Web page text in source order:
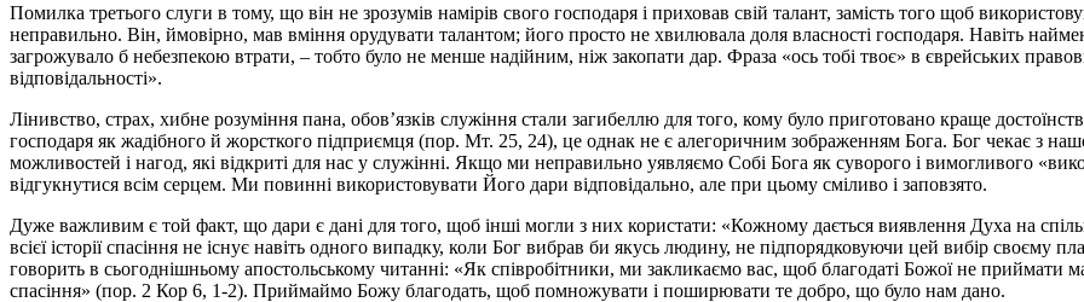
Помилка третього слуги в тому, що він не зрозумів намірів свого господаря і приховав свій талант, замість того щоб
неправильно. Він, ймовірно, мав вміння орудувати талантом; його просто не хвилювала доля власності господаря. Навіть
загрожувало б небезпекою втрати, – тобто було не менше надійним, ніж закопати дар. Фраза «ось тобі твоє» в єврейських
відповідальності».
Лінивство, страх, хибне розуміння пана, обов’язків служіння стали загибеллю для того, кому було приготовано краще
господаря як жадібного й жорсткого підприємця (пор. Мт. 25, 24), це однак не є алегоричним зображенням Бога. Бог чекає з
можливостей і нагод, які відкриті для нас у служінні. Якщо ми неправильно уявляємо Собі Бога як суворого і вимогливого
відгукнутися всім серцем. Ми повинні використовувати Його дари відповідально, але при цьому сміливо і заповзято.
Дуже важливим є той факт, що дари є дані для того, щоб інші могли з них користати: «Кожному дається виявлення Духа на
всієї історії спасіння не існує навіть одного випадку, коли Бог вибрав би якусь людину, не підпорядковуючи цей вибір своєму
говорить в сьогоднішньому апостольському читанні: «Як співробітники, ми закликаємо вас, щоб благодаті Божої не
спасіння» (пор. 2 Кор 6, 1-2). Приймаймо Божу благодать, щоб помножувати і поширювати те добро, що було нам дано.